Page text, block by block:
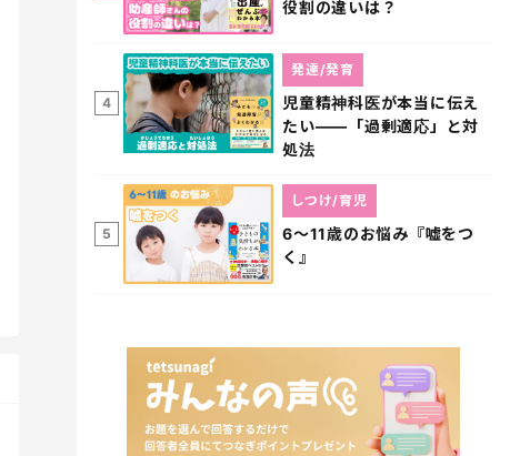
役割の違いは？
4
児童精神科医が本当に伝え
たい――「過剰適応」と対
処法
発達/発育
5
6～11歳のお悩み『嘘をつ
く』
しつけ/育児